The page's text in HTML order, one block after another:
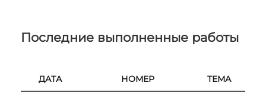
Последние выполненные работы
ДАТА НОМЕР ТЕМА